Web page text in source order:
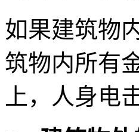
如果建筑物
筑物内所有
上，人身电